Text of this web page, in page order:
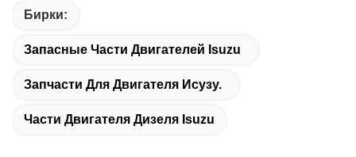
Бирки:
Запасные Части Двигателей Isuzu
Запчасти Для Двигателя Исузу.
Части Двигателя Дизеля Isuzu